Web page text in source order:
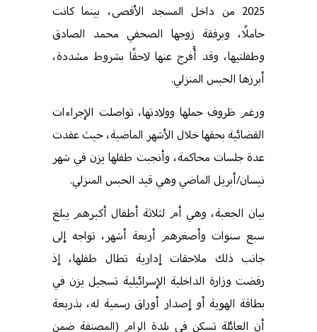
2025 من داخل المسجد الأقصى، بينما كانت
حاملًا، وبرفقة زوجها الصحفي محمد الصادق
وطفلتيها، وقد أُفرج عنها لاحقًا بشروط مشددة،
أبرزها الحبس المنزلي.
ورغم ظروف حملها وولادتها، تواصلت الإجراءات
القضائية بحقها خلال الأشهر الماضية، حيث عقدت
عدة جلسات محاكمة، وأنجبت طفلها يزن في شهر
نيسان/أبريل الماضي وهي قيد الحبس المنزلي.
بيان الجعبة، وهي أم لثلاثة أطفال أكبرهم يبلغ
سبع سنوات وأصغرهم أربعة أشهر، تواجه إلى
جانب ذلك ملاحقات إدارية تطال طفلها، إذ
رفضت وزارة الداخلية الإسرائيلية تسجيل يزن في
بطاقة الهوية أو إصدار أوراق رسمية له، بذريعة
أن العائلة تسكن في بلدة الرام (المصنفة ضمن